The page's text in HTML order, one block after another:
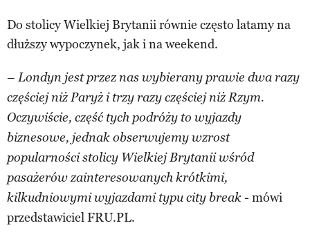
Do stolicy Wielkiej Brytanii równie często latamy na
dłuższy wypoczynek, jak i na weekend.
– Londyn jest przez nas wybierany prawie dwa razy
częściej niż Paryż i trzy razy częściej niż Rzym.
Oczywiście, część tych podróży to wyjazdy
biznesowe, jednak obserwujemy wzrost
popularności stolicy Wielkiej Brytanii wśród
pasażerów zainteresowanych krótkimi,
kilkudniowymi wyjazdami typu city break - mówi
przedstawiciel FRU.PL.